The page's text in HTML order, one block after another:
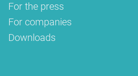
For the press
For companies
Downloads